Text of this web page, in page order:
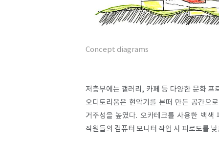
Concept diagrams
저층부에는 갤러리, 카페 등 다양한 문화 프
오디토리움은 현악기를 본떠 만든 공간으
거주성을 높였다. 오카테크를 사용한 백
직원들의 컴퓨터 모니터 작업 시 피로도를 낮